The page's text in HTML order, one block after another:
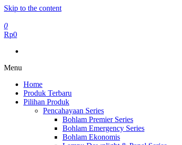
Skip to the content
0
Rp0
Menu
Home
Produk Terbaru
Pilihan Produk
Pencahayaan Series
Bohlam Premier Series
Bohlam Emergency Series
Bohlam Ekonomis